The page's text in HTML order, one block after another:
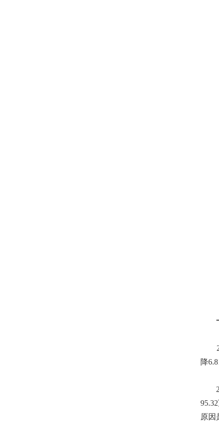
一
降
原因